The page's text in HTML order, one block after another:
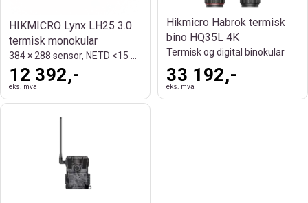
HIKMICRO Lynx LH25 3.0
termisk monokular
12 392,-
eks. mva
Hikmicro Habrok termisk
bino HQ35L 4K
Termisk og digital binokular
33 192,-
eks. mva